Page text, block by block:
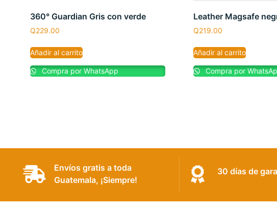
360° Guardian Gris con verde
Q229.00
Añadir al carrito
Compra por WhatsApp
Leather Magsafe
Q219.00
Añadir al carrito
Compra por
Envíos gratis a toda
Guatemala, ¡Siempre!
30 días de